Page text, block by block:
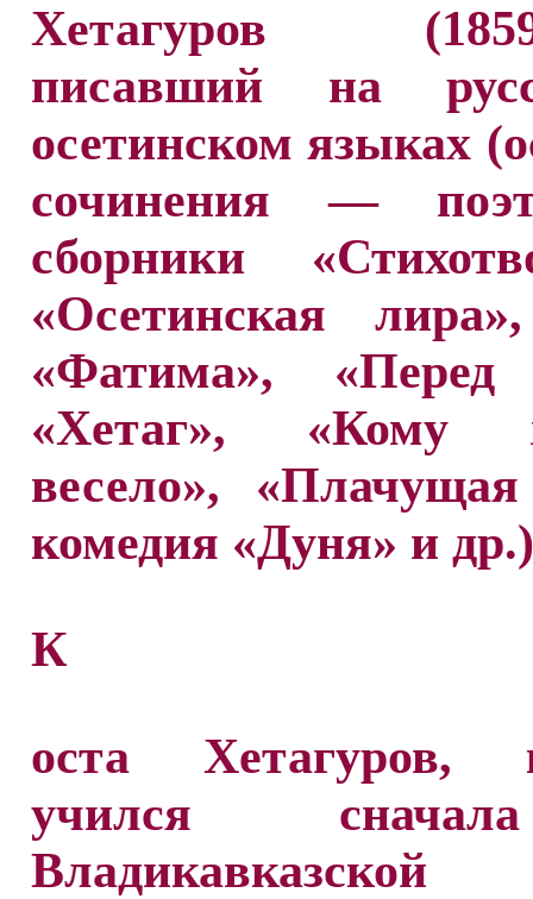
Хетагуров
писавший на
осетинском языках
сочинения —
сборники
«Осетинская
«Фатима», «Перед
«Хетаг», «Кому
весело»,
комедия «Дуня» и
К
оста Хетагуров,
учился
Владикавказской